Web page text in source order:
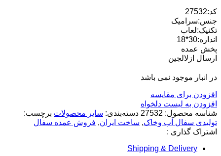
کد:27532
جنس:سرامیک
تکنیک:لعاب
اندازه:30*18
پخش عمده
ارسال ازلالجین
در انبار موجود نمی باشد
افزودن برای مقایسه
افزودن به لیست دلخواه
شناسه محصول: 27532 دسته‌بندی: سایر محصولات برچسب:
تولیدی سفال آب وخاک, ساخت ایران, فروش عمده سفال
اشتراک گذاری :
Shipping & Delivery